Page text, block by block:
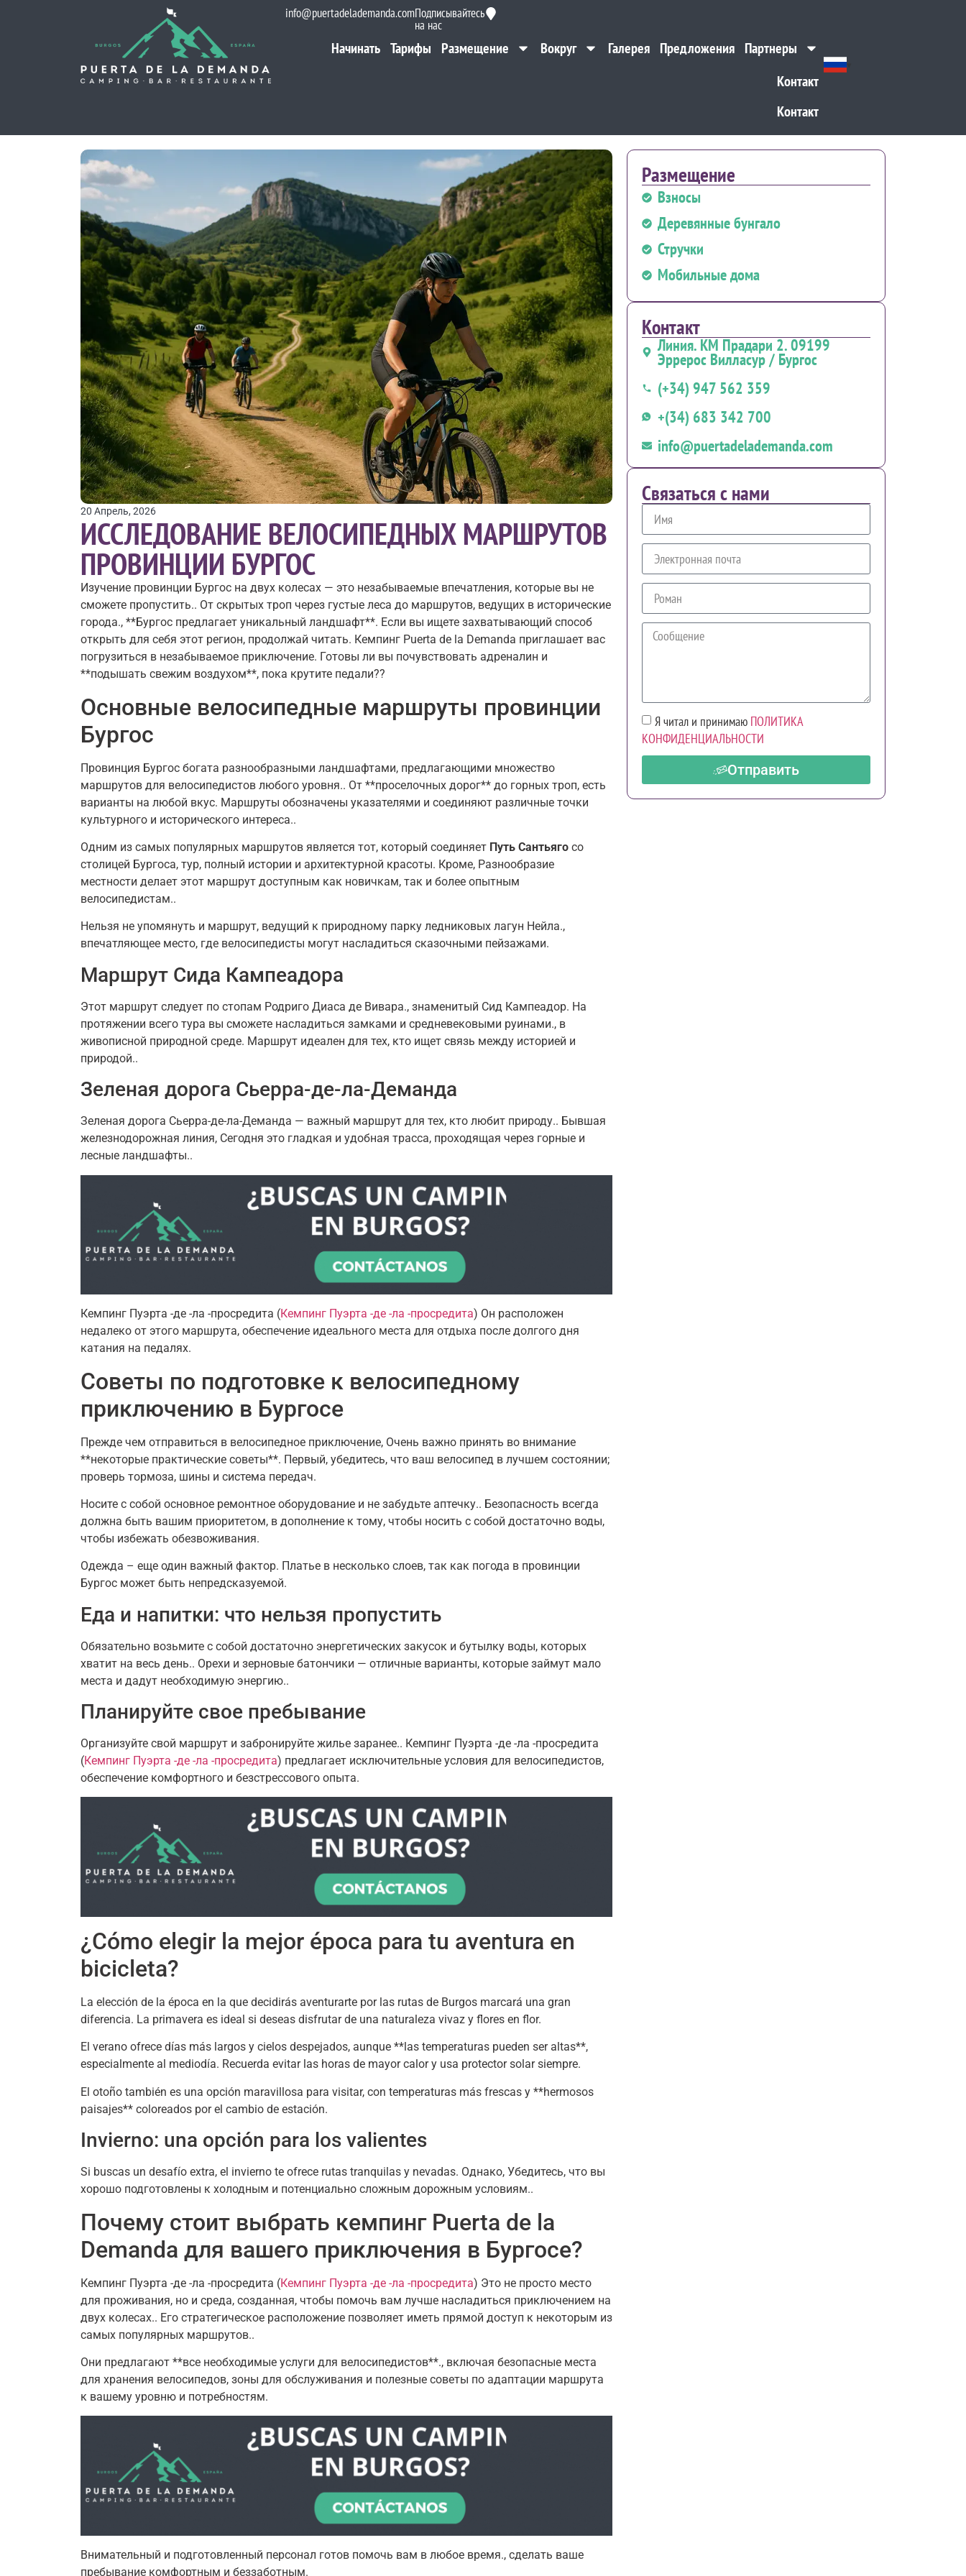
info@puertadelademanda.comПодписывайтесь
на нас
Начинать Тарифы Размещение Вокруг Галерея Предложения Партнеры
Контакт
Партнеры
Контакт
20 Апрель, 2026
ИССЛЕДОВАНИЕ ВЕЛОСИПЕДНЫХ МАРШРУТОВ
ПРОВИНЦИИ БУРГОС
Изучение провинции Бургос на двух колесах — это незабываемые впечатления, которые вы не
сможете пропустить.. От скрытых троп через густые леса до маршрутов, ведущих в исторические
города., **Бургос предлагает уникальный ландшафт**. Если вы ищете захватывающий способ
открыть для себя этот регион, продолжай читать. Кемпинг Puerta de la Demanda приглашает вас
погрузиться в незабываемое приключение. Готовы ли вы почувствовать адреналин и
**подышать свежим воздухом**, пока крутите педали??
Основные велосипедные маршруты провинции
Бургос
Провинция Бургос богата разнообразными ландшафтами, предлагающими множество
маршрутов для велосипедистов любого уровня.. От **проселочных дорог** до горных троп, есть
варианты на любой вкус. Маршруты обозначены указателями и соединяют различные точки
культурного и исторического интереса..
Одним из самых популярных маршрутов является тот, который соединяет Путь Сантьяго со
столицей Бургоса, тур, полный истории и архитектурной красоты. Кроме, Разнообразие
местности делает этот маршрут доступным как новичкам, так и более опытным
велосипедистам..
Нельзя не упомянуть и маршрут, ведущий к природному парку ледниковых лагун Нейла.,
впечатляющее место, где велосипедисты могут насладиться сказочными пейзажами.
Маршрут Сида Кампеадора
Этот маршрут следует по стопам Родриго Диаса де Вивара., знаменитый Сид Кампеадор. На
протяжении всего тура вы сможете насладиться замками и средневековыми руинами., в
живописной природной среде. Маршрут идеален для тех, кто ищет связь между историей и
природой..
Зеленая дорога Сьерра-де-ла-Деманда
Зеленая дорога Сьерра-де-ла-Деманда — важный маршрут для тех, кто любит природу.. Бывшая
железнодорожная линия, Сегодня это гладкая и удобная трасса, проходящая через горные и
лесные ландшафты..
Кемпинг Пуэрта -де -ла -просредита (Кемпинг Пуэрта -де -ла -просредита) Он расположен
недалеко от этого маршрута, обеспечение идеального места для отдыха после долгого дня
катания на педалях.
Советы по подготовке к велосипедному
приключению в Бургосе
Прежде чем отправиться в велосипедное приключение, Очень важно принять во внимание
**некоторые практические советы**. Первый, убедитесь, что ваш велосипед в лучшем состоянии;
проверь тормоза, шины и система передач.
Носите с собой основное ремонтное оборудование и не забудьте аптечку.. Безопасность всегда
должна быть вашим приоритетом, в дополнение к тому, чтобы носить с собой достаточно воды,
чтобы избежать обезвоживания.
Одежда – еще один важный фактор. Платье в несколько слоев, так как погода в провинции
Бургос может быть непредсказуемой.
Еда и напитки: что нельзя пропустить
Обязательно возьмите с собой достаточно энергетических закусок и бутылку воды, которых
хватит на весь день.. Орехи и зерновые батончики — отличные варианты, которые займут мало
места и дадут необходимую энергию..
Планируйте свое пребывание
Организуйте свой маршрут и забронируйте жилье заранее.. Кемпинг Пуэрта -де -ла -просредита
(Кемпинг Пуэрта -де -ла -просредита) предлагает исключительные условия для велосипедистов,
обеспечение комфортного и безстрессового опыта.
¿Cómo elegir la mejor época para tu aventura en
bicicleta?
La elección de la época en la que decidirás aventurarte por las rutas de Burgos marcará una gran
diferencia. La primavera es ideal si deseas disfrutar de una naturaleza vivaz y flores en flor.
El verano ofrece días más largos y cielos despejados, aunque **las temperaturas pueden ser altas**,
especialmente al mediodía. Recuerda evitar las horas de mayor calor y usa protector solar siempre.
El otoño también es una opción maravillosa para visitar, con temperaturas más frescas y **hermosos
paisajes** coloreados por el cambio de estación.
Invierno: una opción para los valientes
Si buscas un desafío extra, el invierno te ofrece rutas tranquilas y nevadas. Однако, Убедитесь, что вы
хорошо подготовлены к холодным и потенциально сложным дорожным условиям..
Почему стоит выбрать кемпинг Puerta de la
Demanda для вашего приключения в Бургосе?
Кемпинг Пуэрта -де -ла -просредита (Кемпинг Пуэрта -де -ла -просредита) Это не просто место
для проживания, но и среда, созданная, чтобы помочь вам лучше насладиться приключением на
двух колесах.. Его стратегическое расположение позволяет иметь прямой доступ к некоторым из
самых популярных маршрутов..
Они предлагают **все необходимые услуги для велосипедистов**., включая безопасные места
для хранения велосипедов, зоны для обслуживания и полезные советы по адаптации маршрута
к вашему уровню и потребностям.
Внимательный и подготовленный персонал готов помочь вам в любое время., сделать ваше
пребывание комфортным и беззаботным.
Размещение
Взносы
Деревянные бунгало
Стручки
Мобильные дома
Контакт
Линия. КМ Прадари 2. 09199
Эррерос Вилласур / Бургос
(+34) 947 562 359
+(34) 683 342 700
info@puertadelademanda.com
Связаться с нами
Я читал и принимаю ПОЛИТИКА
КОНФИДЕНЦИАЛЬНОСТИ
Отправить